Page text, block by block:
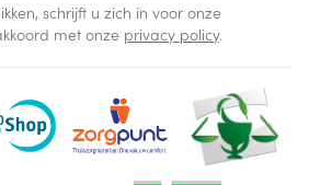
schrijft u zich in voor onze
met onze privacy policy.